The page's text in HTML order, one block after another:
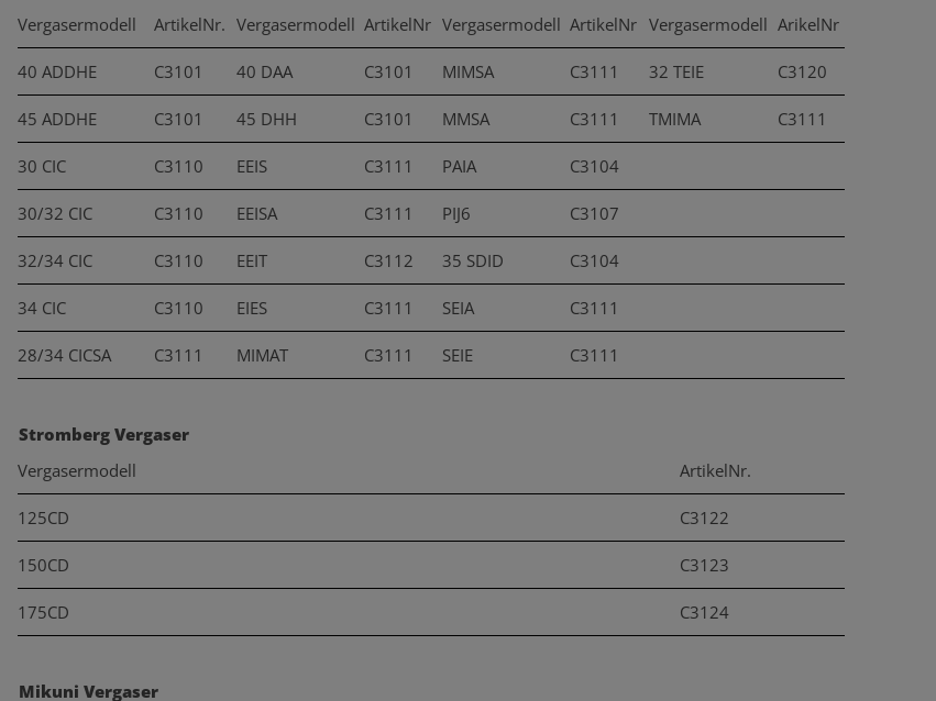
Vergasermodell
ArtikelNr. Vergasermodell ArtikelNr Vergasermodell ArtikelNr Vergasermodell ArikelNr
40 ADDHE C3101 40 DAA C3101 MIMSA C3111 32 TEIE C3120
45 ADDHE C3101 45 DHH C3101 MMSA C3111 TMIMA C3111
30 CIC C3110 EEIS C3111 PAIA C3104
30/32 CIC C3110 EEISA C3111 PIJ6 C3107
32/34 CIC C3110 EEIT C3112 35 SDID C3104
34 CIC C3110 EIES C3111 SEIA C3111
28/34 CICSA C3111 MIMAT C3111 SEIE C3111
Stromberg Vergaser
Vergasermodell
ArtikelNr.
125CD C3122
150CD C3123
175CD C3124
Mikuni Vergaser